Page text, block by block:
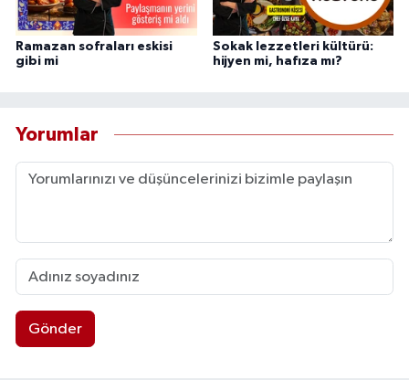
Ramazan sofraları eskisi
gibi mi
Sokak lezzetleri kültürü:
hijyen mi, hafıza mı?
Yorumlar
Gönder